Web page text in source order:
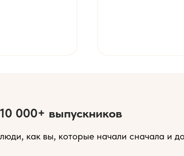
10 000+ выпускников
люди, как вы, которые начали сначала и